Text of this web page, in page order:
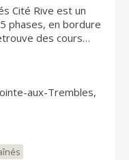
Cité Rive est un
phases, en bordure
des cours
et terrains de
salle de
grands artistes
aux-Trembles,